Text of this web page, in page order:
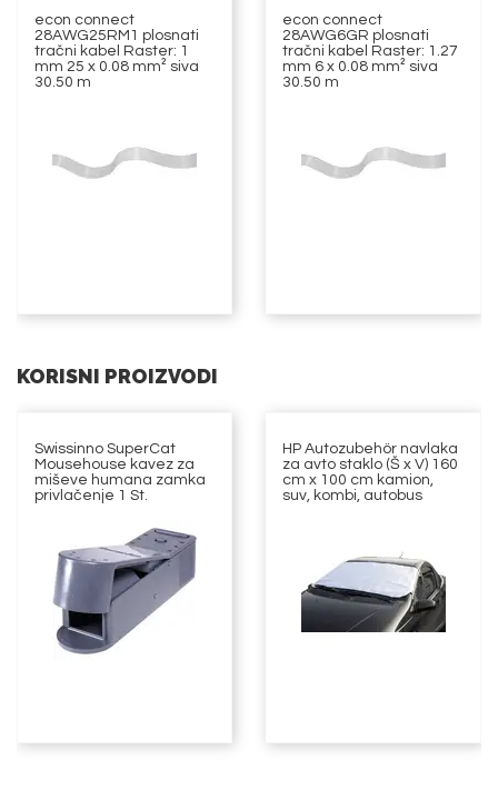
econ connect
28AWG25RM1 plosnati
tračni kabel Raster: 1
mm 25 x 0.08 mm² siva
30.50 m
econ connect
28AWG6GR plosnati
tračni kabel Raster: 1.27
mm 6 x 0.08 mm² siva
30.50 m
KORISNI PROIZVODI
Swissinno SuperCat
Mousehouse kavez za
miševe humana zamka
privlačenje 1 St.
HP Autozubehör navlaka
za avto staklo (Š x V) 160
cm x 100 cm kamion,
suv, kombi, autobus